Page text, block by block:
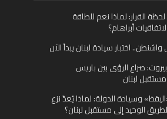
القرار: لماذا نعم للطاقة
أبراهام؟
اختبار سيادة لبنان يبدأ الآن
صراع الرؤى بين باريس
لبنان
وسيادة الدولة: لماذا يُعدّ نزع
الوحيد إلى مستقبل لبنان؟